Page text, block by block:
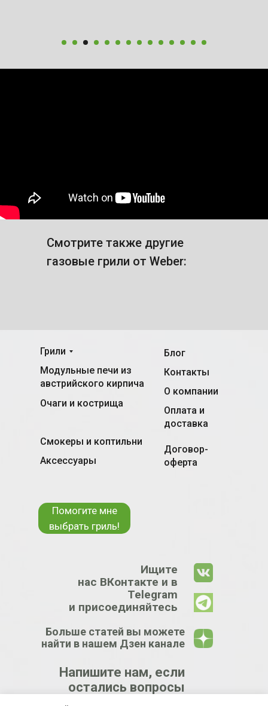
Смотрите также другие
газовые грили от Weber:
Напишите нам, если
остались вопросы
Модульные печи из
австрийского кирпича
Смокеры и коптильни
Очаги и кострища
Контакты
Блог
О компании
Оплата и
доставка
Аксессуары
Грили
Ищите
нас ВКонтакте и в
Telegram
и присоединяйтесь
Помогите мне
выбрать гриль!
Договор-
оферта
Больше статей вы можете
найти в нашем Дзен канале